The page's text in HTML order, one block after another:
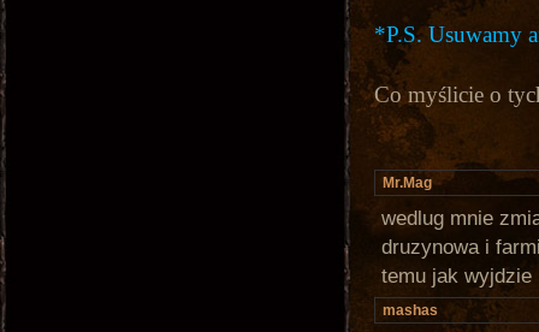
*P.S. Usuwamy
Co myślicie o
Mr.Mag
wedlug mnie
druzynowa i
temu jak wyjdzie
mashas